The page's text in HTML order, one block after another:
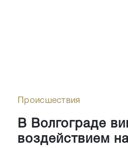
Происшествия
В Волгограде
воздействием